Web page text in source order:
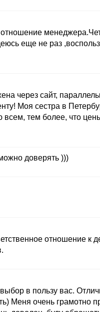
еще не раз
через сайт,
Моя сестра в
всем, тем более, что
доверять )))
отношение к
в пользу вас.
Меня очень грамотно